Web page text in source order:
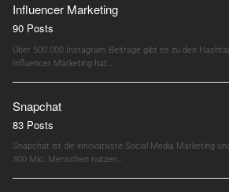
Influencer Marketing
90 Posts
Über 500.000 Instagram Beiträge gibt es zu den
Influencer Marketing hat…
Snapchat
83 Posts
Snapchat ist die innovativste Social Media Marketing
300 Mio. Menschen nutzen…